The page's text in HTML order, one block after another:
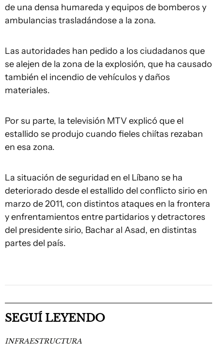
de una densa humareda y equipos de bomberos y
ambulancias trasladándose a la zona.
Las autoridades han pedido a los ciudadanos que
se alejen de la zona de la explosión, que ha causado
también el incendio de vehículos y daños
materiales.
Por su parte, la televisión MTV explicó que el
estallido se produjo cuando fieles chiítas rezaban
en esa zona.
La situación de seguridad en el Líbano se ha
deteriorado desde el estallido del conflicto sirio en
marzo de 2011, con distintos ataques en la frontera
y enfrentamientos entre partidarios y detractores
del presidente sirio, Bachar al Asad, en distintas
partes del país.
SEGUÍ LEYENDO
INFRAESTRUCTURA